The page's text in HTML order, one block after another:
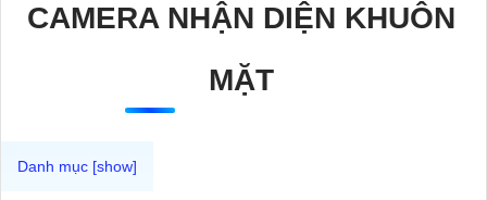
CAMERA NHẬN DIỆN KHUÔN
MẶT